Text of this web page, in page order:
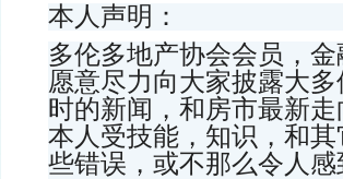
本人声明：
多伦多地产协会会员，
愿意尽力向大家披露大
时的新闻，和房市最新
本人受技能，知识，和
些错误，或不那么令人